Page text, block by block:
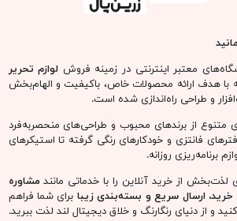
معتبر اینترنتی در زمینه فروش لوازم تحریر
هدف ارائه محصولات خاص، باکیفیت و الهام‌بخش
و طراحی راه‌اندازی شده است.
متنوع از برندهای محبوب و طراحی‌های منحصربه‌فرد
فانتزی و خودکارهای رنگی گرفته تا استیکرهای
برنامه‌ریزی روزانه.
از خرید آنلاین را با خدماتی مانندمشاوره
ارسال سریع و بسته‌بندی زیبا برای شما فراهم
و از دنیای رنگارنگ و خلاق دیجیتال لند لذت ببرید.